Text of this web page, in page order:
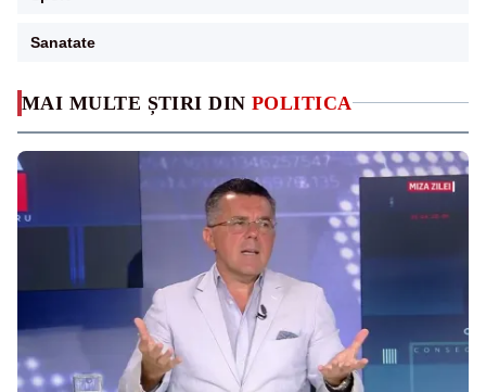
MAI MULTE ȘTIRI DIN POLITICA
Sanatate